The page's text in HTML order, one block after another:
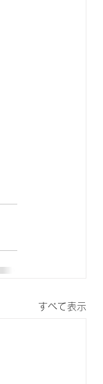
すべて表示